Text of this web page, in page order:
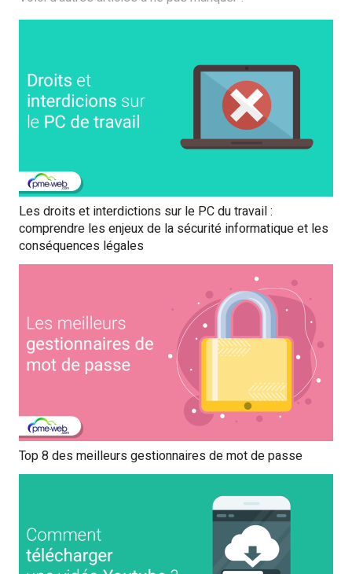
Les droits et interdictions sur le PC du travail :
comprendre les enjeux de la sécurité informatique et les
conséquences légales
Top 8 des meilleurs gestionnaires de mot de passe